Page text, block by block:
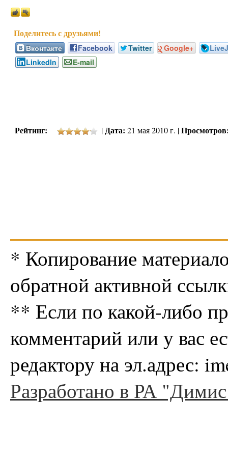
Вконтакте Facebook Twitter Google+
LinkedIn
E-mail
Рейтинг: |Дата: 21 мая 2010 г. |
* Копирование
обратной активной
** Если по какой-либо
комментарий или у вас
редактору на эл.адрес:
Разработано в РА